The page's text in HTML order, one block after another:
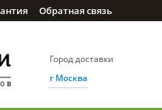
Обратная связь
Город доставки
г Москва